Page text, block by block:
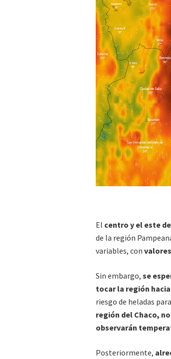
El centro y el este
de la región
variables, con
Sin embargo, se
tocar la región
riesgo de heladas
región del Chaco,
observarán
Posteriormente,